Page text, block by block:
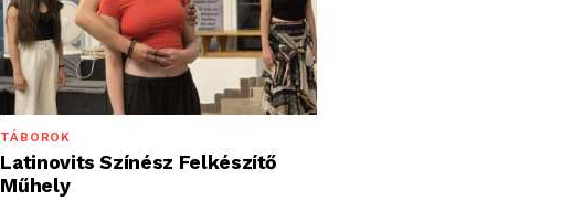
TÁBOROK
Latinovits Színész Felkészítő
Műhely